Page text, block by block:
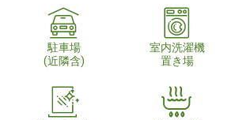
駐車場
(近隣含)
室内洗濯機
置き場